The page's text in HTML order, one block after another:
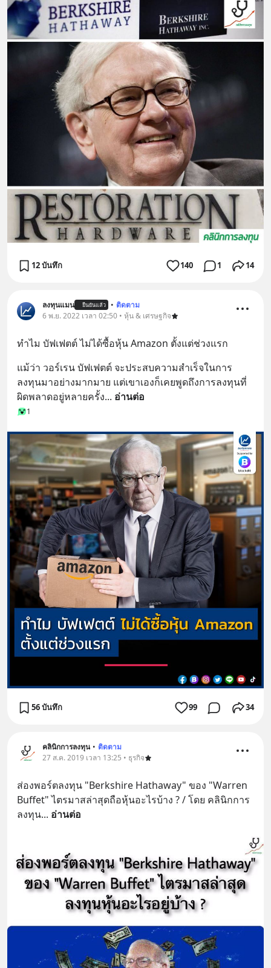
12 บันทึก 140 1 14
ลงทุนแมน ยืนยันแล้ว • ติดตาม
6 พ.ย. 2022 เวลา 02:50 • หุ้น & เศรษฐกิจ
ทำไม บัฟเฟตต์ ไม่ได้ซื้อหุ้น Amazon ตั้งแต่ช่วงแรก
แม้ว่า วอร์เรน บัฟเฟตต์ จะประสบความสำเร็จในการ
ลงทุนมาอย่างมากมาย แต่เขาเองก็เคยพูดถึงการลงทุนที่
ผิดพลาดอยู่หลายครั้ง... อ่านต่อ
1
56 บันทึก 99 34
คลินิกการลงทุน • ติดตาม
27 ส.ค. 2019 เวลา 13:25 • ธุรกิจ
ส่องพอร์ตลงทุน "Berkshire Hathaway" ของ "Warren
Buffet" ไตรมาสล่าสุดถือหุ้นอะไรบ้าง ? / โดย คลินิกการ
ลงทุน... อ่านต่อ